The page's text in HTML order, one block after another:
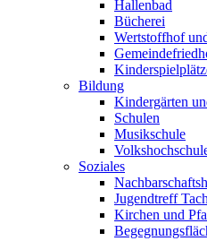
Hallenbad
Bücherei
Wertstoffhof
Bildung
Kindergärten
Schulen
Musikschule
Soziales
Jugendtreff
Kirchen und